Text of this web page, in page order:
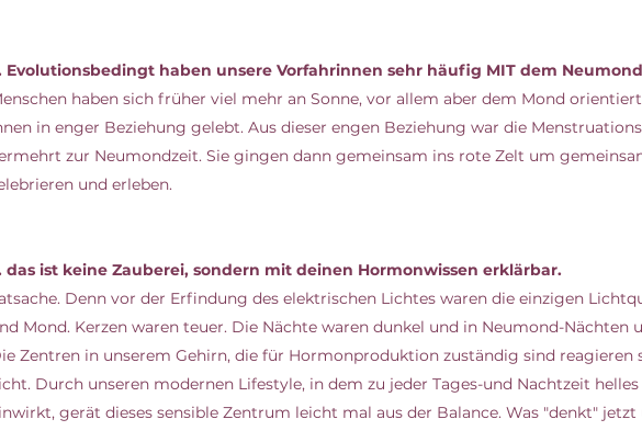
Evolutionsbedingt haben unsere Vorfahrinnen sehr häufig MIT dem
haben sich früher viel mehr an Sonne, vor allem aber dem Mond
in enger Beziehung gelebt. Aus dieser engen Beziehung war die
zur Neumondzeit. Sie gingen dann gemeinsam ins rote Zelt um
und erleben.
das ist keine Zauberei, sondern mit deinen Hormonwissen erklärbar.
Denn vor der Erfindung des elektrischen Lichtes waren die einzigen
Mond. Kerzen waren teuer. Die Nächte waren dunkel und in Neumond-Nächten
Zentren in unserem Gehirn, die für Hormonproduktion zuständig sind reagieren
Durch unseren modernen Lifestyle, in dem zu jeder Tages-und Nachtzeit
gerät dieses sensible Zentrum leicht mal aus der Balance. Was "denkt" jetzt